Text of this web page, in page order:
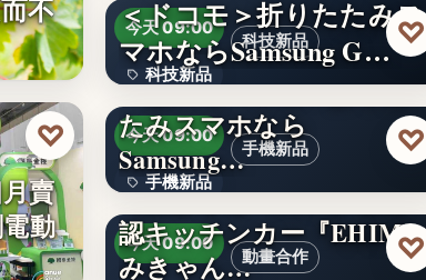
不
賣
動
♡
文字
科技新品
今天 09:00
科技新品
文字
＜ドコモ＞折りたたみス
マホならSamsung G… ♡
手機新品
今天 09:00
手機新品
4.1
＜楽天モバイル＞折りた
たみスマホなら
Samsung…
♡
動畫合作
今天 09:00
【愛媛を喰べたい】県公
認キッチンカー『EHIME
みきゃん…
♡